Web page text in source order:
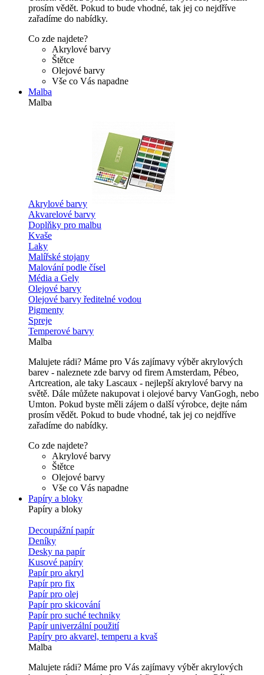
prosím vědět. Pokud to bude vhodné, tak jej co nejdříve
zařadíme do nabídky.
Co zde najdete?
Akrylové barvy
Štětce
Olejové barvy
Vše co Vás napadne
Malba
Malba
Akrylové barvy
Akvarelové barvy
Doplňky pro malbu
Kvaše
Laky
Malířské stojany
Malování podle čísel
Média a Gely
Olejové barvy
Olejové barvy ředitelné vodou
Pigmenty
Spreje
Temperové barvy
Malba
Malujete rádi? Máme pro Vás zajímavy výběr akrylových
barev - naleznete zde barvy od firem Amsterdam, Pébeo,
Artcreation, ale taky Lascaux - nejlepší akrylové barvy na
světě. Dále můžete nakupovat i olejové barvy VanGogh, nebo
Umton. Pokud byste měli zájem o další výrobce, dejte nám
prosím vědět. Pokud to bude vhodné, tak jej co nejdříve
zařadíme do nabídky.
Co zde najdete?
Akrylové barvy
Štětce
Olejové barvy
Vše co Vás napadne
Papíry a bloky
Papíry a bloky
Decoupážní papír
Deníky
Desky na papír
Kusové papíry
Papír pro akryl
Papír pro fix
Papír pro olej
Papír pro skicování
Papír pro suché techniky
Papír univerzální použití
Papíry pro akvarel, temperu a kvaš
Malba
Malujete rádi? Máme pro Vás zajímavy výběr akrylových